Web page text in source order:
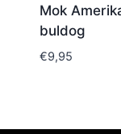
Mok
buldog
€9,95